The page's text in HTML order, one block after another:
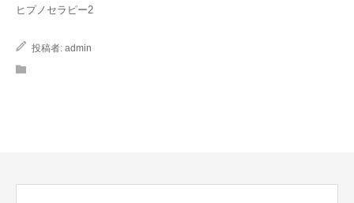
ヒプノセラピー2
投稿者: admin